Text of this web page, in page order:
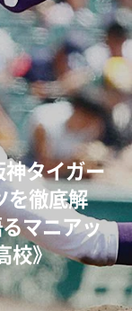
イロ・ペト
本人指導
で…」【イ
神タイガー
を徹底解
マニアッ
校》
た三塁手…
”の理由
ゲーム」
荒木大輔と
ーと“あ
じタイプで